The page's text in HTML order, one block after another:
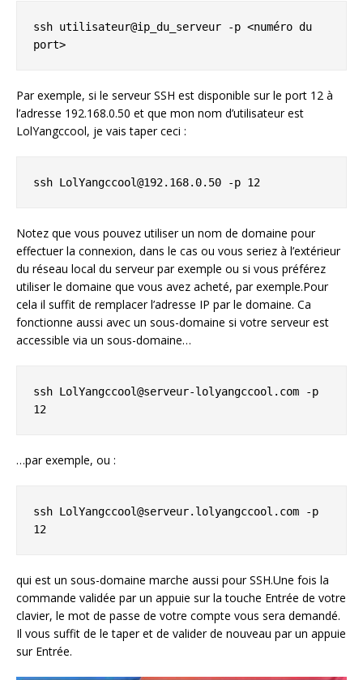
ssh utilisateur@ip_du_serveur -p <numéro du
port>
Par exemple, si le serveur SSH est disponible sur le port 12 à
l’adresse 192.168.0.50 et que mon nom d’utilisateur est
LolYangccool, je vais taper ceci :
ssh LolYangccool@192.168.0.50 -p 12
Notez que vous pouvez utiliser un nom de domaine pour
effectuer la connexion, dans le cas ou vous seriez à l’extérieur
du réseau local du serveur par exemple ou si vous préférez
utiliser le domaine que vous avez acheté, par exemple.Pour
cela il suffit de remplacer l’adresse IP par le domaine. Ca
fonctionne aussi avec un sous-domaine si votre serveur est
accessible via un sous-domaine…
ssh LolYangccool@serveur-lolyangccool.com -p
12
…par exemple, ou :
ssh LolYangccool@serveur.lolyangccool.com -p
12
qui est un sous-domaine marche aussi pour SSH.Une fois la
commande validée par un appuie sur la touche Entrée de votre
clavier, le mot de passe de votre compte vous sera demandé.
Il vous suffit de le taper et de valider de nouveau par un appuie
sur Entrée.